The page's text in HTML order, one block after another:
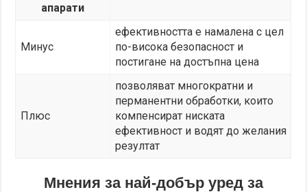
апарати
Минус
ефективността е намалена с цел
по-висока безопасност и
постигане на достъпна цена
Плюс
позволяват многократни и
перманентни обработки, които
компенсират ниската
ефективност и водят до желания
резултат
Мнения за най-добър уред за